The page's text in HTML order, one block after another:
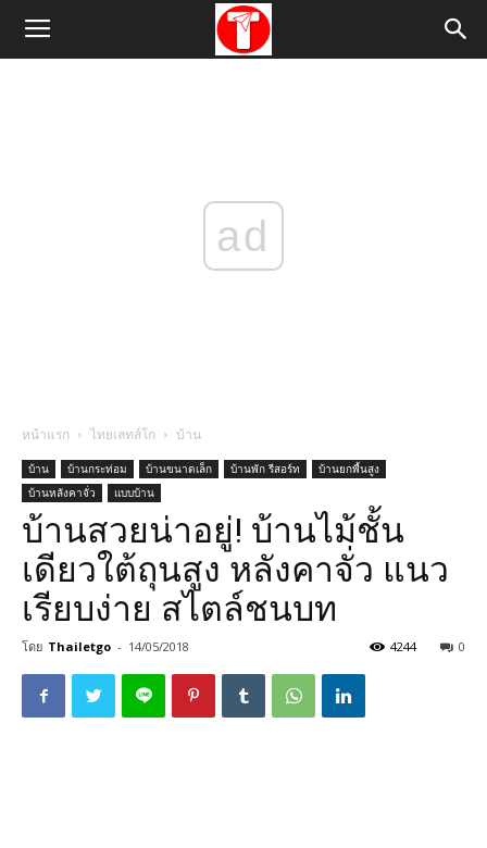
ad
หน้าแรก ไทยเลทส์โก บ้าน
บ้าน บ้านกระท่อม บ้านขนาดเล็ก บ้านพัก รีสอร์ท
บ้านยกพื้นสูง
บ้านหลังคาจั่ว
แบบบ้าน
บ้านสวยน่าอยู่! บ้านไม้ชั้น
เดียวใต้ถุนสูง หลังคาจั่ว แนว
เรียบง่าย สไตล์ชนบท
โดย Thailetgo - 14/05/2018 0
4244